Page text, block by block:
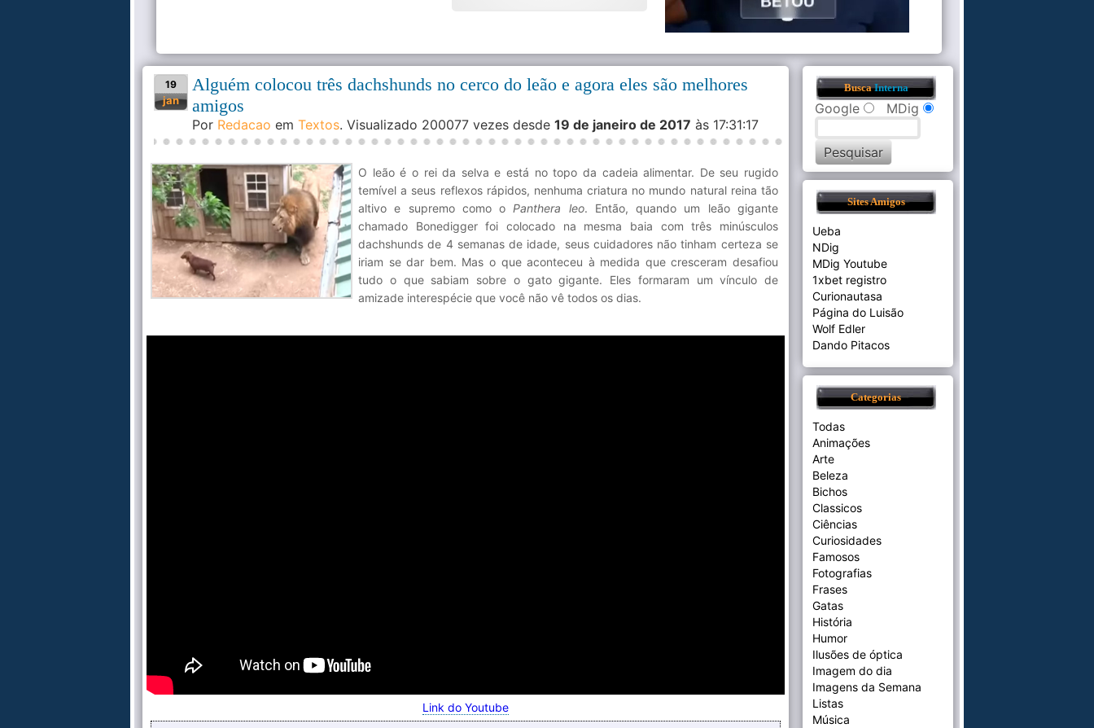
19
jan
Alguém colocou três dachshunds no cerco do leão e agora eles são melhores
amigos
Por Redacao em Textos. Visualizado 200077 vezes desde 19 de janeiro de 2017 às 17:31:17
O leão é o rei da selva e está no topo da cadeia alimentar. De seu rugido
temível a seus reflexos rápidos, nenhuma criatura no mundo natural reina tão
altivo e supremo como oPanthera leo. Então, quando um leão gigante
chamado Bonedigger foi colocado na mesma baia com três minúsculos
dachshunds de 4 semanas de idade, seus cuidadores não tinham certeza se
iriam se dar bem. Mas o que aconteceu à medida que cresceram desafiou
tudo o que sabiam sobre o gato gigante. Eles formaram um vínculo de
amizade interespécie que você não vê todos os dias.
Link do Youtube
BuscaInterna
Google MDig
Sites Amigos
Ueba
NDig
MDig Youtube
1xbet registro
Curionautasa
Página do Luisão
Wolf Edler
Dando Pitacos
Categorias
Todas
Animações
Arte
Beleza
Bichos
Classicos
Ciências
Curiosidades
Famosos
Fotografias
Frases
Gatas
História
Humor
Ilusões de óptica
Imagem do dia
Imagens da Semana
Listas
Música